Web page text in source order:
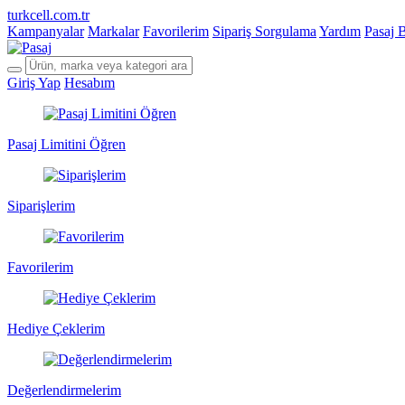
turkcell.com.tr
Kampanyalar Markalar Favorilerim Sipariş Sorgulama Yardım Pasaj
Giriş Yap Hesabım
Pasaj Limitini Öğren
Siparişlerim
Favorilerim
Hediye Çeklerim
Değerlendirmelerim